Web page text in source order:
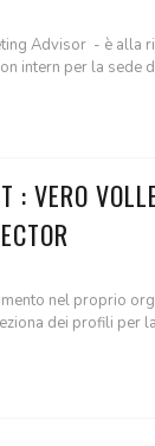
Advisor - è alla
intern per la sede
: VERO
nel proprio
dei profili per la